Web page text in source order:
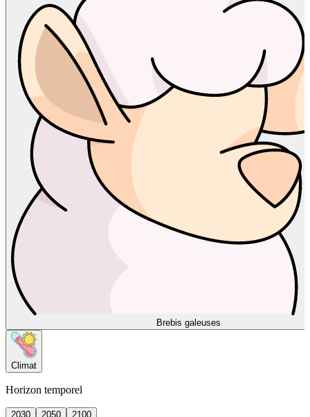
Brebis galeuses
Climat
Horizon temporel
2030 2050
2100